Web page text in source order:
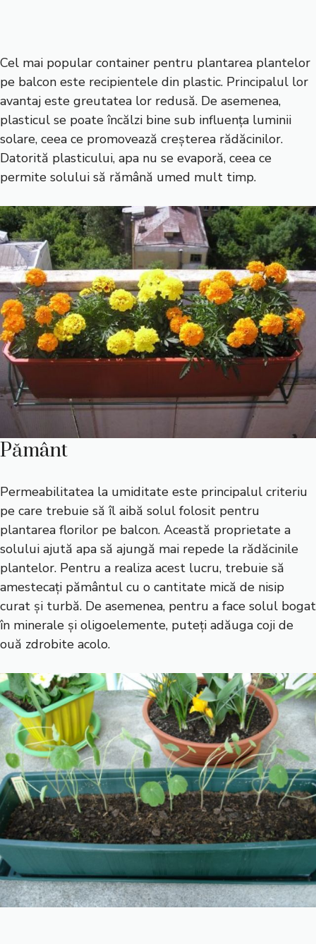
Cel mai popular container pentru plantarea plantelor
pe balcon este recipientele din plastic. Principalul lor
avantaj este greutatea lor redusă. De asemenea,
plasticul se poate încălzi bine sub influența luminii
solare, ceea ce promovează creșterea rădăcinilor.
Datorită plasticului, apa nu se evaporă, ceea ce
permite solului să rămână umed mult timp.
Pământ
Permeabilitatea la umiditate este principalul criteriu
pe care trebuie să îl aibă solul folosit pentru
plantarea florilor pe balcon. Această proprietate a
solului ajută apa să ajungă mai repede la rădăcinile
plantelor. Pentru a realiza acest lucru, trebuie să
amestecați pământul cu o cantitate mică de nisip
curat și turbă. De asemenea, pentru a face solul bogat
în minerale și oligoelemente, puteți adăuga coji de
ouă zdrobite acolo.